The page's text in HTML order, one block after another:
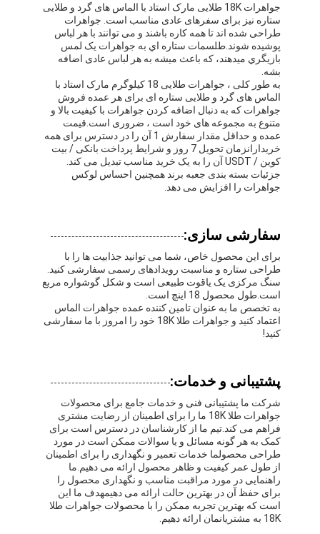
جواهرات 18K طلایی مارک استاد با الماس های گرد و طلایی
ستاره نیز برای سفرهای عادی مناسب است. جواهرات
طراحی شده اند تا همه کاره باشند و می توانند با هر لباس
پوشیده شوند.طلسمات ستاره اي به جواهرات يک لمس
بازيگري ميدهند، که باعث میشه به هر لباس عادی اضافه
بشه.
به طور کلی ، جواهرات طلایی 18 کیلوگرم مارک استاد با
الماس های گرد و طلایی ستاره ای برای هر عمده فروش
جواهرات که به دنبال اضافه کردن جواهرات با کیفیت بالا و
متنوع به مجموعه های خود است ، ضروری است.قیمت
عمده و حداقل مقدار سفارش 1 آن را در دسترس برای همه
خریدارانزمان تحویل 7 روز و شرایط پرداخت بانکی / بیت
کوین / USDT آن را به یک خرید مناسب تبدیل می کند.
جزئیات بسته بندی جعبه برند همچنین احساس لوکس
جواهرات را افزایش می دهد.
سفارشی سازی:
برای این محصول خاص، شما می توانید جذابیت ها را با
طراحی ستاره و مناسبت رویدادهای رسمی سفارشی کنید.
سنگ مرکزی یک یاقوت طبیعی است و شکل گوشواره مربع
است.طول محصول 18 اينچ است.
به تخصص ما به عنوان تامین کننده عمده جواهرات الماس
اعتماد کنید و جواهرات طلا 18K خود را امروز با ما سفارشی
کنید!
پشتیبانی و خدمات:
شرکت ما پشتیبانی فنی و خدمات جامع برای محصولات
جواهرات طلا 18K ما را برای اطمینان از رضایت مشتری
فراهم می کند.تیم ما از کارشناسان در دسترس است برای
کمک به هر گونه مسائل و یا سوالات ممکن است در مورد
طراحی محصولما خدمات تعمیر و نگهداری را برای اطمینان
از طول عمر کیفیت و ظاهر محصول ارائه می دهیم.ما
راهنمایی در مورد مراقبت مناسب و نگهداری محصول را
برای حفظ آن در بهترین حالت ارائه می دهیمهدف ما این
است که بهترین تجربه ممکن را با محصولات جواهرات طلا
18K به مشتریانمان ارائه دهیم.